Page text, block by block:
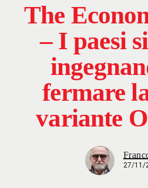
The
– I paesi
fermare
variante
27/11/